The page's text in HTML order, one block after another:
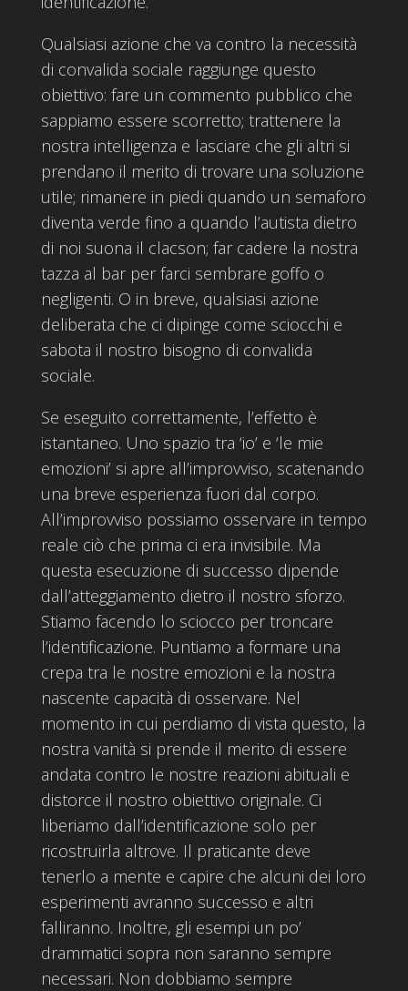
Qualsiasi azione che va contro la necessità
di convalida sociale raggiunge questo
obiettivo: fare un commento pubblico che
sappiamo essere scorretto; trattenere la
nostra intelligenza e lasciare che gli altri si
prendano il merito di trovare una soluzione
utile; rimanere in piedi quando un semaforo
diventa verde fino a quando l’autista dietro
di noi suona il clacson; far cadere la nostra
tazza al bar per farci sembrare goffo o
negligenti. O in breve, qualsiasi azione
deliberata che ci dipinge come sciocchi e
sabota il nostro bisogno di convalida
sociale.
Se eseguito correttamente, l’effetto è
istantaneo. Uno spazio tra ‘io’ e ‘le mie
emozioni’ si apre all’improvviso, scatenando
una breve esperienza fuori dal corpo.
All’improvviso possiamo osservare in tempo
reale ciò che prima ci era invisibile. Ma
questa esecuzione di successo dipende
dall’atteggiamento dietro il nostro sforzo.
Stiamo facendo lo sciocco per troncare
l’identificazione. Puntiamo a formare una
crepa tra le nostre emozioni e la nostra
nascente capacità di osservare. Nel
momento in cui perdiamo di vista questo, la
nostra vanità si prende il merito di essere
andata contro le nostre reazioni abituali e
distorce il nostro obiettivo originale. Ci
liberiamo dall’identificazione solo per
ricostruirla altrove. Il praticante deve
tenerlo a mente e capire che alcuni dei loro
esperimenti avranno successo e altri
falliranno. Inoltre, gli esempi un po’
drammatici sopra non saranno sempre
necessari. Non dobbiamo sempre